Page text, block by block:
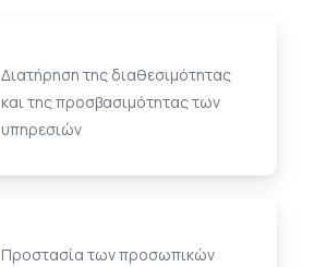
Διατήρηση της διαθεσιμότητας
και της προσβασιμότητας των
υπηρεσιών
Προστασία των προσωπικών